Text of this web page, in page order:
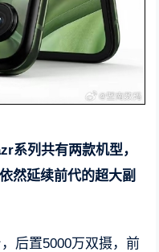
系列共有两款机型，
然延续前代的超大副
后置5000万双摄，前